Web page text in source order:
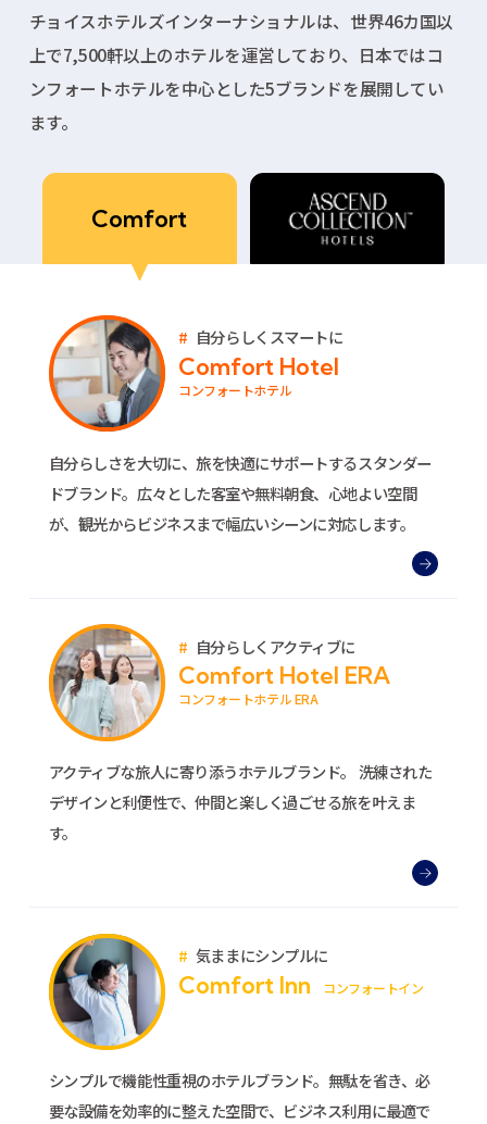
チョイスホテルズインターナショナルは、世界46カ国以
上で7,500軒以上のホテルを運営しており、 日本ではコ
ンフォートホテルを中心とした5ブランドを展開してい
ます。
Comfort
自分らしくスマートに
コンフォートホテル
Comfort Hotel
自分らしさを大切に、旅を快適にサポートするスタンダー
ドブランド。広々とした客室や無料朝食、心地よい空間
が、観光からビジネスまで幅広いシーンに対応します。
自分らしくアクティブに
コンフォートホテル ERA
Comfort Hotel ERA
アクティブな旅人に寄り添うホテルブランド。 洗練された
デザインと利便性で、仲間と楽しく過ごせる旅を叶えま
す。
気ままにシンプルに
コンフォートイン
Comfort Inn
シンプルで機能性重視のホテルブランド。 無駄を省き、必
要な設備を効率的に整えた空間で、ビジネス利用に最適で